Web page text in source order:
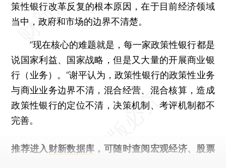
策性银行改革反复的根本原因，在于目前经济领域
当中，政府和市场的边界不清楚。
“现在核心的难题就是，每一家政策性银行都是
说国家利益、国家战略，但是又大量的开展商业银
行（业务）。”谢平认为，政策性银行的政策性业务
与商业业务边界不清，混合经营、混合核算，造成
政策性银行的定位不清，决策机制、考评机制都不
完善。
推荐进入 财新数据库 ，可随时查阅宏观经济、股票